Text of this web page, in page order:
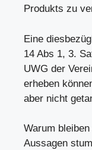
Produkts zu
Eine
14 Abs 1, 3.
UWG der
erheben
aber nicht
Warum
Aussagen